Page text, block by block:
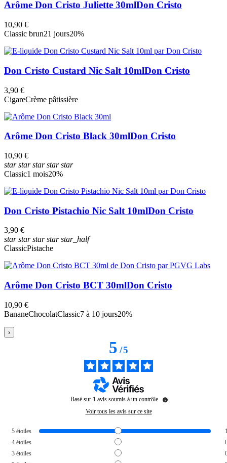
Arôme Don Cristo Juliette 30mlDon Cristo
10,90 €
Classic brun21 jours20%
Don Cristo Custard Nic Salt 10mlDon Cristo
3,90 €
CigareCrème pâtissière
Arôme Don Cristo Black 30mlDon Cristo
10,90 €
starstarstarstarstar
Classic1 mois20%
Don Cristo Pistachio Nic Salt 10mlDon Cristo
3,90 €
starstarstarstarstar_half
ClassicPistache
Arôme Don Cristo BCT 30mlDon Cristo
10,90 €
BananeChocolatClassic7 à 10 jours20%
›
5/5
Basé sur 1 avis soumis à un contrôle
Voir tous les avis sur ce site
5 étoiles
4 étoiles
3 étoiles